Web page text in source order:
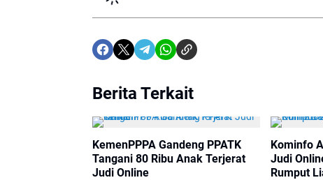
Berita Terkait
KemenPPPA Gandeng PPATK
Tangani 80 Ribu Anak Terjerat
Judi Online
Kominfo
Judi
Rumput